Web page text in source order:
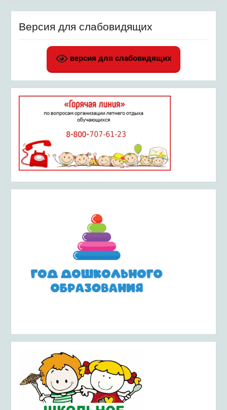
Версия для слабовидящих
версия для слабовидящих